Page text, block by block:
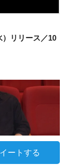
リリース／10
ートする